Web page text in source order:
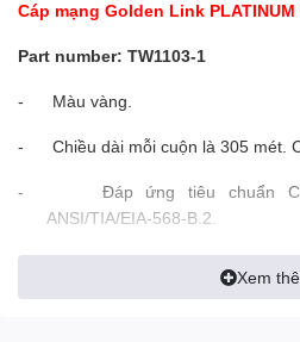
Cáp mạng Golden Link PLATINUM
Part number: TW1103-1
- Màu vàng.
- Chiều dài mỗi cuộn là 305 mét.
- Đáp ứng tiêu chuẩn
ANSI/TIA/EIA-568-B.2.
Xem